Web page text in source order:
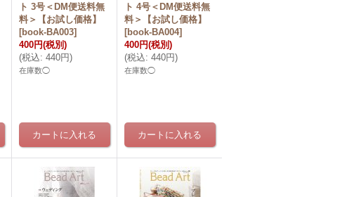
ト 3号＜DM便送料無
料＞【お試し価格】
[book-BA003]
400円(税別)
(税込: 440円)
在庫数◯
ト 4号＜DM便送料無
料＞【お試し価格】
[book-BA004]
400円(税別)
(税込: 440円)
在庫数◯